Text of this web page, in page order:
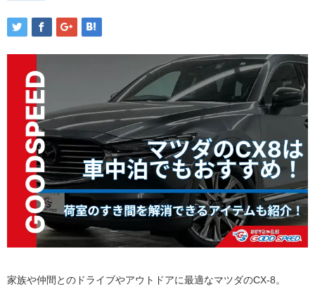
家族や仲間とのドライブやアウトドアに最適なマツダのCX-8。